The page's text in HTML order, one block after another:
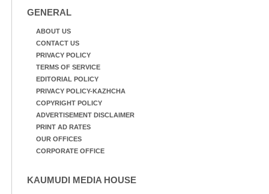
GENERAL
ABOUT US
CONTACT US
PRIVACY POLICY
TERMS OF SERVICE
EDITORIAL POLICY
PRIVACY POLICY-KAZHCHA
COPYRIGHT POLICY
ADVERTISEMENT DISCLAIMER
PRINT AD RATES
OUR OFFICES
CORPORATE OFFICE
KAUMUDI MEDIA HOUSE